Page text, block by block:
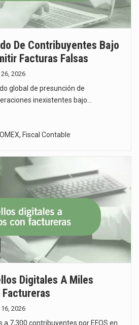
De Contribuyentes Bajo
Facturas Falsas
2026
global de presunción de
inexistentes bajo…
, Fiscal Contable
Digitales A Miles
2026
a 7,300 contribuyentes por EFOS en